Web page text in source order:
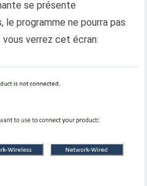
se présente
programme ne pourra pas
verrez cet écran: